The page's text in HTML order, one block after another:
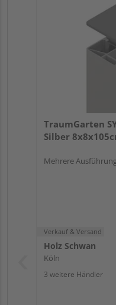
TraumGarten
Silber
Mehrere
Verkauf & Versand
Holz Schwan
Köln
3 weitere Händler